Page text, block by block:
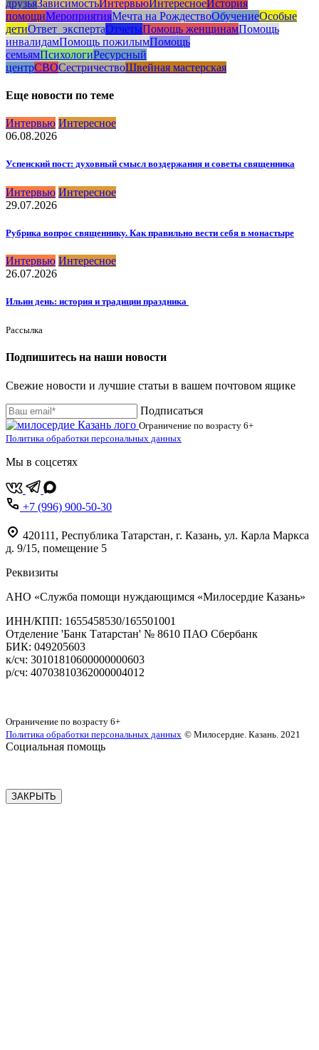
друзьяЗависимостьИнтервьюИнтересноеИстория
помощиМероприятияМечта на РождествоОбучениеОсобые
детиОтвет_экспертаОтчетыПомощь женщинамПомощь
инвалидамПомощь пожилымПомощь
семьямПсихологиРесурсный
центрСВОСестричествоШвейная мастерская
Еще новости по теме
Интервью Интересное
06.08.2026
Успенский пост: духовный смысл воздержания и советы священника
Интервью Интересное
29.07.2026
Рубрика вопрос священнику. Как правильно вести себя в монастыре
Интервью Интересное
26.07.2026
Ильин день: история и традиции праздника
Рассылка
Подпишитесь на наши новости
Свежие новости и лучшие статьи в вашем почтовом ящике
Подписаться
Ограничение по возрасту 6+
Политика обработки персональных данных
Мы в соцсетях
+7 (996) 900-50-30
420111 , Республика Татарстан, г. Казань, ул. Карла Маркса
д. 9/15, помещение 5
Реквизиты
АНО «Служба помощи нуждающимся «Милосердие Казань»
‌ИНН/КПП: 1655458530/165501001
Отделение 'Банк Татарстан' № 8610 ПАО Сбербанк
БИК: 049205603
‌к/сч: 30101810600000000603
р/сч: 40703810362000004012
Ограничение по возрасту 6+
Политика обработки персональных данных © Милосердие. Казань. 2021
Социальная помощь
ЗАКРЫТЬ